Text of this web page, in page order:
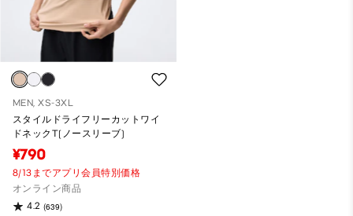
MEN, XS-3XL
スタイルドライフリーカットワイ
ドネックT(ノースリーブ)
¥790
8/13までアプリ会員特別価格
オンライン商品
4.2 (639)